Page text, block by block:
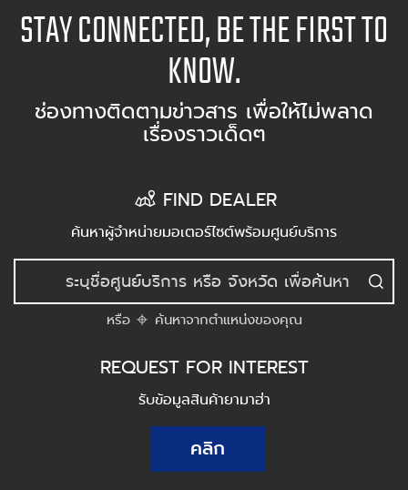
STAY CONNECTED, BE THE FIRST TO
KNOW.
ช่องทางติดตามข่าวสาร เพื่อให้ไม่พลาด
เรื่องราวเด็ดๆ
FIND DEALER
ค้นหาผู้จำหน่ายมอเตอร์ไซต์พร้อมศูนย์บริการ
หรือ ค้นหาจากตำแหน่งของคุณ
REQUEST FOR INTEREST
รับข้อมูลสินค้ายามาฮ่า
คลิก